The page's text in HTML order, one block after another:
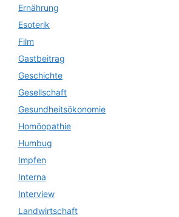
Ernährung
Esoterik
Film
Gastbeitrag
Geschichte
Gesellschaft
Gesundheitsökonomie
Homöopathie
Humbug
Impfen
Interna
Interview
Landwirtschaft